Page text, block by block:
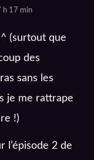
h 17 min
(surtout que
des
sans les
je me rattrape
!)
l’épisode 2 de